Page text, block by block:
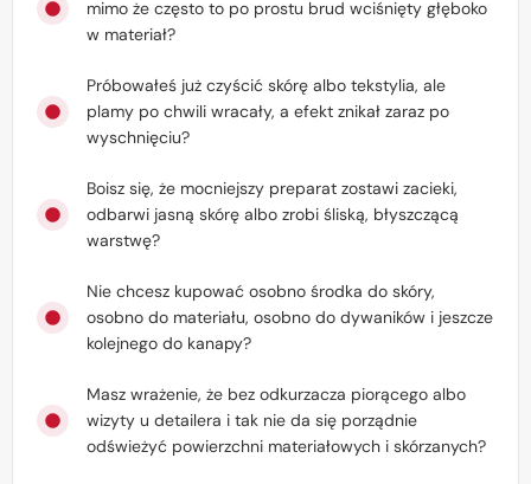
mimo że często to po prostu brud wciśnięty głęboko
w materiał?
Próbowałeś już czyścić skórę albo tekstylia, ale
plamy po chwili wracały, a efekt znikał zaraz po
wyschnięciu?
Boisz się, że mocniejszy preparat zostawi zacieki,
odbarwi jasną skórę albo zrobi śliską, błyszczącą
warstwę?
Nie chcesz kupować osobno środka do skóry,
osobno do materiału, osobno do dywaników i jeszcze
kolejnego do kanapy?
Masz wrażenie, że bez odkurzacza piorącego albo
wizyty u detailera i tak nie da się porządnie
odświeżyć powierzchni materiałowych i skórzanych?